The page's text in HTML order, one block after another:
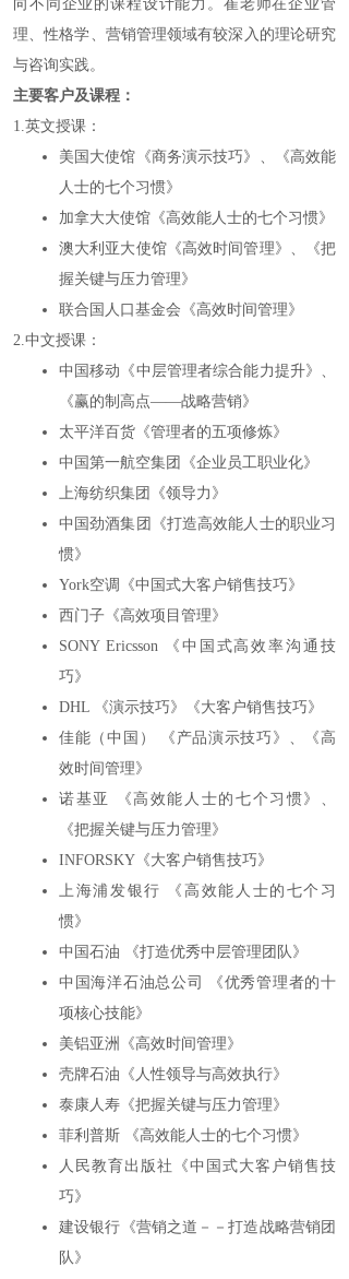
向不同企业的课程设计能力。崔老师在企业管
理、性格学、营销管理领域有较深入的理论研究
与咨询实践。
主要客户及课程：
1.英文授课：
美国大使馆《商务演示技巧》、《高效能
人士的七个习惯》
加拿大大使馆《高效能人士的七个习惯》
澳大利亚大使馆《高效时间管理》、《把
握关键与压力管理》
联合国人口基金会《高效时间管理》
2.中文授课：
中国移动《中层管理者综合能力提升》、
《赢的制高点――战略营销》
太平洋百货《管理者的五项修炼》
中国第一航空集团《企业员工职业化》
上海纺织集团《领导力》
中国劲酒集团《打造高效能人士的职业习
惯》
York空调《中国式大客户销售技巧》
西门子《高效项目管理》
SONY Ericsson 《中国式高效率沟通技
巧》
DHL 《演示技巧》《大客户销售技巧》
佳能（中国） 《产品演示技巧》、《高
效时间管理》
诺基亚 《高效能人士的七个习惯》、
《把握关键与压力管理》
INFORSKY《大客户销售技巧》
上海浦发银行 《高效能人士的七个习
惯》
中国石油 《打造优秀中层管理团队》
中国海洋石油总公司 《优秀管理者的十
项核心技能》
美铝亚洲《高效时间管理》
壳牌石油《人性领导与高效执行》
泰康人寿《把握关键与压力管理》
菲利普斯 《高效能人士的七个习惯》
人民教育出版社《中国式大客户销售技
巧》
建设银行《营销之道－－打造战略营销团
队》